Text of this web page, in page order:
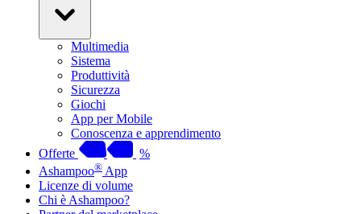
Multimedia
Sistema
Produttività
Sicurezza
Giochi
App per Mobile
Conoscenza e apprendimento
Offerte
%
Ashampoo® App
Licenze di volume
Chi è Ashampoo?